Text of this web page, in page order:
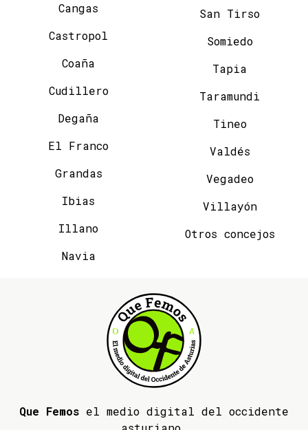
Cangas
Castropol
Coaña
Cudillero
Degaña
El Franco
Grandas
Ibias
Illano
Navia
San Tirso
Somiedo
Tapia
Taramundi
Tineo
Valdés
Vegadeo
Villayón
Otros concejos
Que Femos el medio digital del occidente